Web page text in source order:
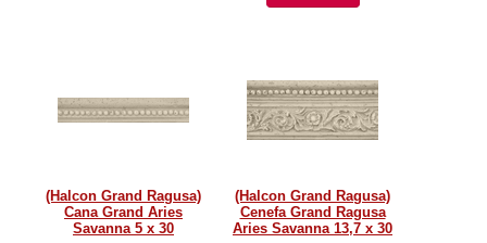
(Halcon Grand Ragusa)
Cana Grand Aries
Savanna 5 x 30
(Halcon Grand Ragusa)
Cenefa Grand Ragusa
Aries Savanna 13,7 x 30